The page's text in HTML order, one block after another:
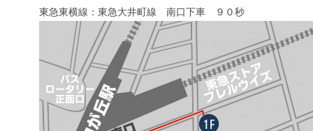
東急東横線：東急大井町線 南口下車 ９０秒